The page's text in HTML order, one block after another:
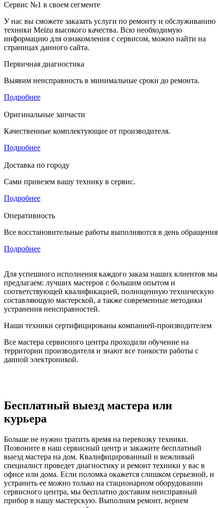
Сервис №1 в своем сегменте
У нас вы сможете заказать услуги по ремонту и обслуживанию
техники Meizu высокого качества. Всю необходимую
информацию для ознакомления с сервисом, можно найти на
страницах данного сайта.
Первичная диагностика
Выявим неисправность в минимальные сроки до ремонта.
Подробнее
Оригинальные запчасти
Качественные комплектующие от производителя.
Подробнее
Доставка по городу
Сами привезем вашу технику в сервис.
Подробнее
Оперативность
Все восстановительные работы выполняются в день
Подробнее
Для успешного исполнения каждого заказа наших клиентов мы
предлагаем: лучших мастеров с большим опытом и
соответствующей квалификацией, полноценную техническую
составляющую мастерской, а также современные методики
устранения неисправностей.
Наши техники сертифицированы компанией-производителем
Все мастера сервисного центра проходили обучение на
территории производителя и знают все тонкости работы с
данной электроникой.
Бесплатный выезд мастера или
курьера
Больше не нужно тратить время на перевозку техники.
Позвоните в наш сервисный центр и закажите бесплатный
выезд мастера на дом. Квалифицированный и вежливый
специалист проведет диагностику и ремонт техники у вас в
офисе или дома. Если поломка окажется слишком серьезной, и
устранить ее можно только на стационарном оборудовании
сервисного центра, мы бесплатно доставим неисправный
прибор в нашу мастерскую. Выполним ремонт, вернем